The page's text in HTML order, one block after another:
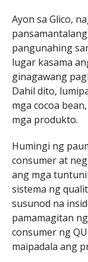
Ayon sa Glico,
pangunahing
lugar kasama
ginagawang
Dahil dito,
mga cocoa
mga produkto.
Humingi ng
consumer at
ang mga
sistema ng
susunod na
pamamagitan
consumer ng
maipadala ang